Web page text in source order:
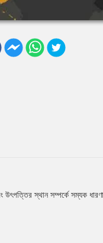
স্থান সম্পর্কে সম্যক